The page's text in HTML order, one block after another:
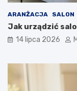
ARANŻACJA SALON
Jak urządzić
14 lipca 2026